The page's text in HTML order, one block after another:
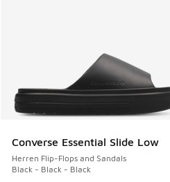
Converse Essential Slide Low
Herren Flip-Flops and Sandals
Black - Black - Black